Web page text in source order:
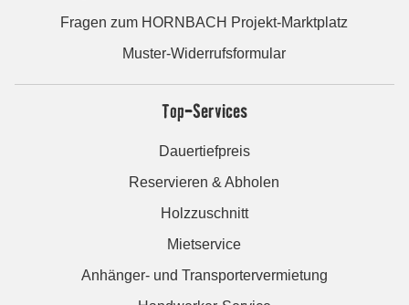
Fragen zum HORNBACH Projekt-Marktplatz
Muster-Widerrufsformular
Top-Services
Dauertiefpreis
Reservieren & Abholen
Holzzuschnitt
Mietservice
Anhänger- und Transportervermietung